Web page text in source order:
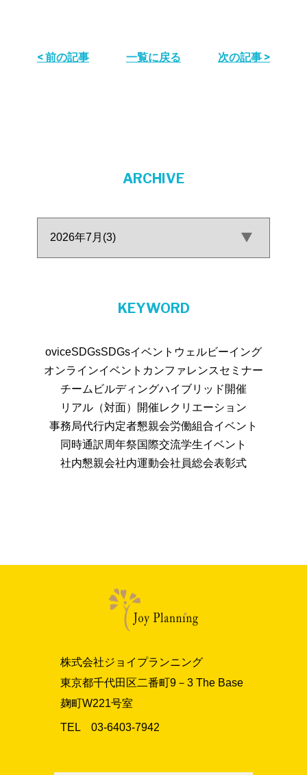
< 前の記事 一覧に戻る 次の記事 >
ARCHIVE
KEYWORD
oviceSDGsSDGsイベント ウェルビーイング
オンラインイベント カンファレンスセミナー
チームビルディングハイブリッド開催
リアル（対面）開催レクリエーション
事務局代行内定者懇親会労働組合イベント
同時通訳 周年祭国際交流学生イベント
社内懇親会社内運動会社員総会表彰式
株式会社ジョイプランニング
東京都千代田区二番町9－3 The Base
麹町W221号室
TEL 03‐6403‐7942